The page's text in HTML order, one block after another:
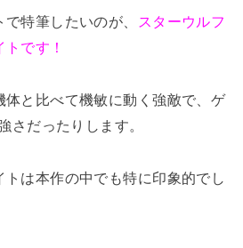
特筆したいのが、
スターウルフ
です！
体と比べて機敏に動く強敵で、ゲ
さだったりします。
は本作の中でも特に印象的でし